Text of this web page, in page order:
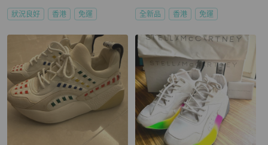
狀況良好 香港 免運 全新品 香港 免運